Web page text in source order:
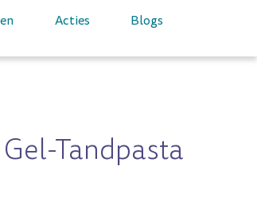
Acties Blogs
Tandpasta